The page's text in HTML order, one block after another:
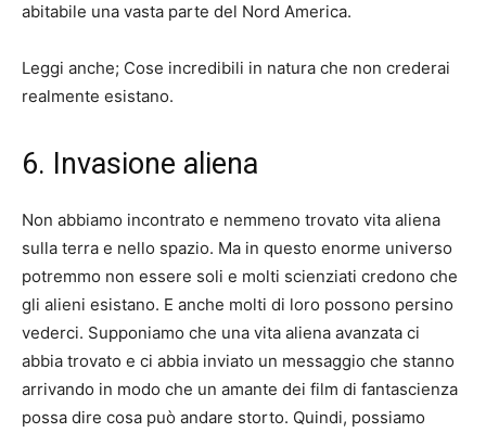
abitabile una vasta parte del Nord America.
Leggi anche; Cose incredibili in natura che non crederai
realmente esistano.
6. Invasione aliena
Non abbiamo incontrato e nemmeno trovato vita aliena
sulla terra e nello spazio. Ma in questo enorme universo
potremmo non essere soli e molti scienziati credono che
gli alieni esistano. E anche molti di loro possono persino
vederci. Supponiamo che una vita aliena avanzata ci
abbia trovato e ci abbia inviato un messaggio che stanno
arrivando in modo che un amante dei film di fantascienza
possa dire cosa può andare storto. Quindi, possiamo